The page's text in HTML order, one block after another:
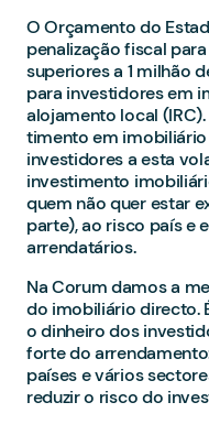
O Orçamento do
penalização fiscal
superiores a 1 milhão
para investidores em
alojamento local
timento em
investidores a esta
investimento
quem não quer estar
parte), ao risco país e
arrendatários.
Na Corum damos a
do imobiliário directo.
o dinheiro dos
forte do
países e vários
reduzir o risco do